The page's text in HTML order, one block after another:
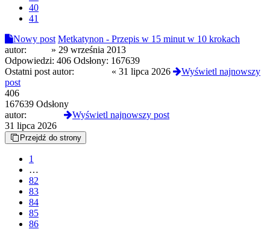
40
41
Nowy post Metkatynon - Przepis w 15 minut w 10 krokach
autor:
» 29 września 2013
Odpowiedzi: 406 Odsłony: 167639
Ostatni post autor:
« 31 lipca 2026
Wyświetl najnowszy
post
406
167639 Odsłony
autor:
Wyświetl najnowszy post
31 lipca 2026
Przejdź do strony
1
…
82
83
84
85
86